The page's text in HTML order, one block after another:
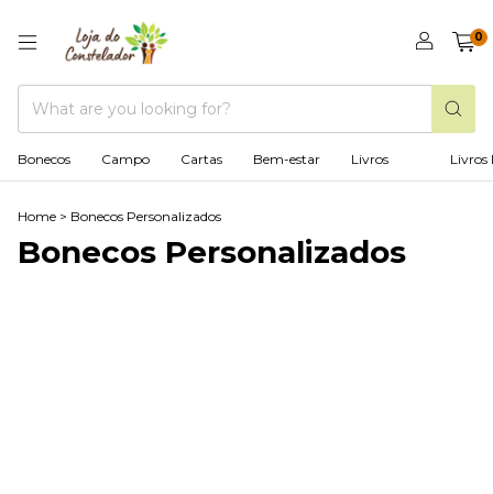
0
Bonecos Campo Cartas Bem-estar Livros Livros
Home > Bonecos Personalizados
Bonecos Personalizados